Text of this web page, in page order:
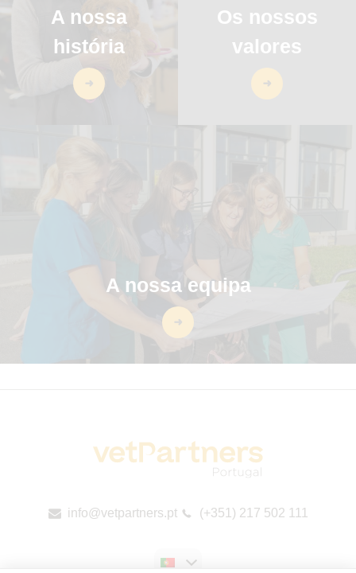
A nossa
história
Os nossos
valores
A nossa equipa
info@vetpartners.pt (+351) 217 502 111